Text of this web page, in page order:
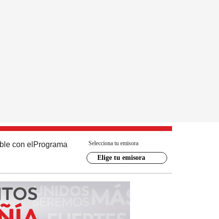
con el Programa Selecciona tu emisora
Elige tu emisora